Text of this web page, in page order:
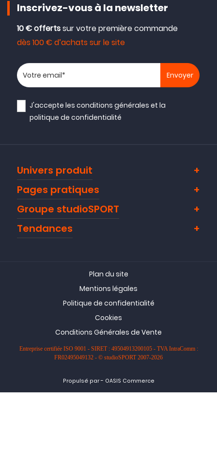
Inscrivez-vous à la newsletter
10 € offertssur votre première commande
dès 100 € d’achats sur le site
Votre adresse email
J'accepte lesconditions générales et la
politique de confidentialité
Univers produit
Pages pratiques
Groupe studioSPORT
Tendances
Plan du site
Mentions légales
Politique de confidentialité
Cookies
Conditions Générales de Vente
Entreprise certifiée ISO 9001 - SIRET : 49504913200105 - TVA IntraComm :
FR02495049132 - © studioSPORT 2007-2026
Propulsé par- OASIS Commerce